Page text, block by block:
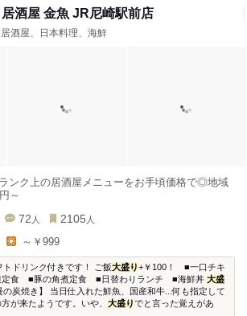
酒屋 金魚 JR尼崎駅前店
酒屋、日本料理、海鮮
ンク上の居酒屋メニューをお手頃価格で◎地域
～
72 人 2105 人
～￥999
トドリンク付きです！ ご飯大盛り+￥100！ ■一口チキ
定食 ■豚の角煮定食 ■日替わりランチ ■海鮮丼 大盛
炭焼き】 当日仕入れた鮮魚、国産和牛...何も指定して
が来たようです。いや、 大盛りでと言った覚えがあ